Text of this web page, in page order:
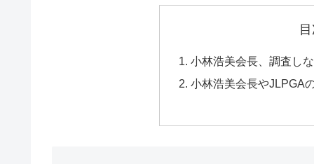
小林浩美会長、調査し
小林浩美会長やJLPGA